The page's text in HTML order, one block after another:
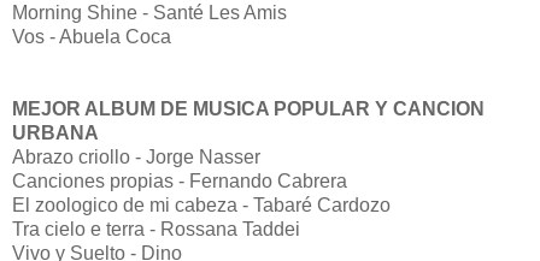
Morning Shine - Santé Les Amis
Vos - Abuela Coca
MEJOR ALBUM DE MUSICA POPULAR Y CANCION
URBANA
Abrazo criollo - Jorge Nasser
Canciones propias - Fernando Cabrera
El zoologico de mi cabeza - Tabaré Cardozo
Tra cielo e terra - Rossana Taddei
Vivo y Suelto - Dino